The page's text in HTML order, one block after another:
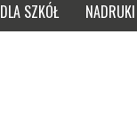
DLA SZKÓŁ NADRUKI